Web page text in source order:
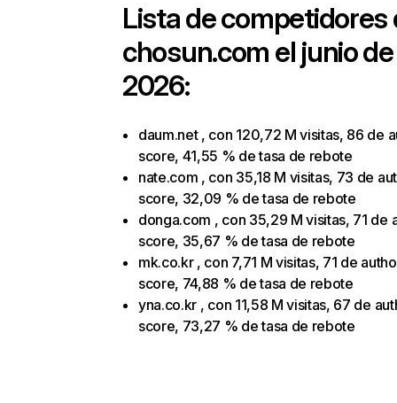
Lista de competidores
chosun.com el junio de
2026:
daum.net , con 120,72 M visitas, 86 de
score, 41,55 % de tasa de rebote
nate.com , con 35,18 M visitas, 73 de
score, 32,09 % de tasa de rebote
donga.com , con 35,29 M visitas, 71 de
score, 35,67 % de tasa de rebote
mk.co.kr , con 7,71 M visitas, 71 de
score, 74,88 % de tasa de rebote
yna.co.kr , con 11,58 M visitas, 67 de
score, 73,27 % de tasa de rebote